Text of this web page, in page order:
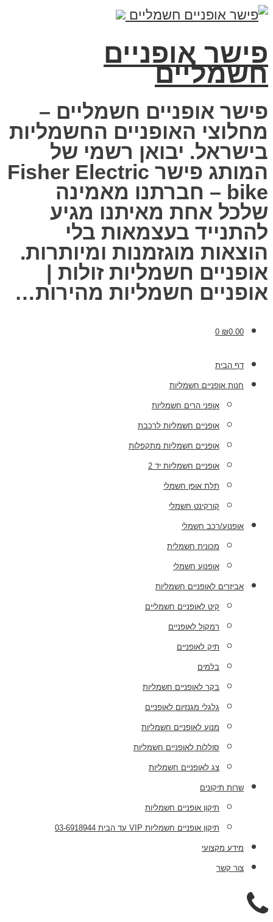
פישר אופניים
חשמליים
פישר אופניים חשמליים –
מחלוצי האופניים החשמליות
בישראל. יבואן רשמי של
המותג פישר Fisher Electric
bike – חברתנו מאמינה
שלכל אחת מאיתנו מגיע
להתנייד בעצמאות בלי
הוצאות מוגזמנות ומיותרות.
אופניים חשמליות זולות |
אופניים חשמליות מהירות…
₪0.00
0
דף הבית
חנות אופניים חשמליות
אופני הרים חשמליות
אופניים חשמליות לרכבת
אופניים חשמליות מתקפלות
אופניים חשמליות יד 2
תלת אופן חשמלי
קורקינט חשמלי
אופנוע/רכב חשמלי
מכונית חשמלית
אופנוע חשמלי
אביזרים לאופניים חשמליות
קיט לאופניים חשמליים
רמקול לאופניים
תיק לאופניים
בלמים
בקר לאופניים חשמליות
גלגלי מגנזיום לאופניים
מנוע לאופניים חשמליות
סוללות לאופניים חשמליות
צג לאופניים חשמליות
שרות תיקונים
תיקון אופניים חשמליות
תיקון אופניים חשמליות VIP עד הבית 03-6918944
מידע מקצועי
צור קשר